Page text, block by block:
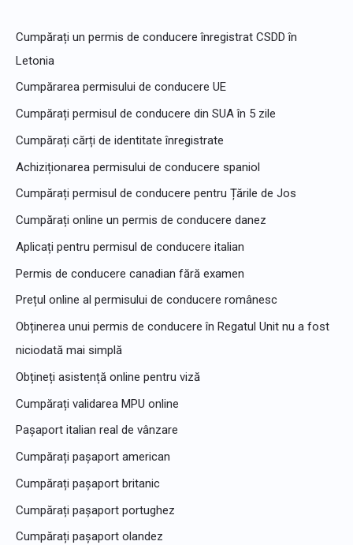
a
r
n
t
r
u
Cumpărați un permis de conducere înregistrat CSDD în
Letonia
Cumpărarea permisului de conducere UE
Cumpărați permisul de conducere din SUA în 5 zile
Cumpărați cărți de identitate înregistrate
Achiziționarea permisului de conducere spaniol
Cumpărați permisul de conducere pentru Țările de Jos
Cumpărați online un permis de conducere danez
Aplicați pentru permisul de conducere italian
Permis de conducere canadian fără examen
Prețul online al permisului de conducere românesc
Obținerea unui permis de conducere în Regatul Unit nu a fost
niciodată mai simplă
Obțineți asistență online pentru viză
Cumpărați validarea MPU online
Pașaport italian real de vânzare
Cumpărați pașaport american
Cumpărați pașaport britanic
Cumpărați pașaport portughez
Cumpărați pașaport olandez